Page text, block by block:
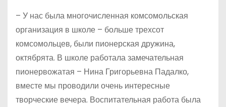
– У нас была многочисленная комсомольская
организация в школе – больше трехсот
комсомольцев, были пионерская дружина,
октябрята. В школе работала замечательная
пионервожатая – Нина Григорьевна Падалко,
вместе мы проводили очень интересные
творческие вечера. Воспитательная работа была